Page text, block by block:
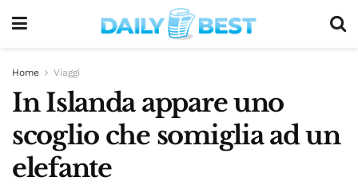
Home Viaggi
In Islanda appare uno
scoglio che somiglia ad un
elefante